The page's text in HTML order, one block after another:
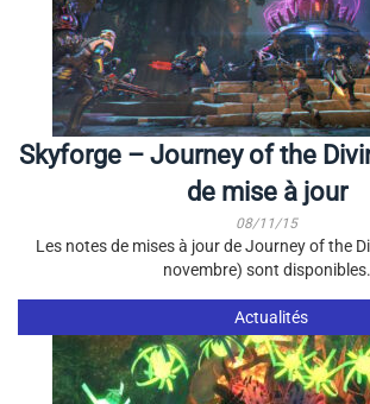
Skyforge – Journey of the
de mise à jour
08/11/15
Les notes de mises à jour de Journey of the
novembre) sont disponibles.
Actualités